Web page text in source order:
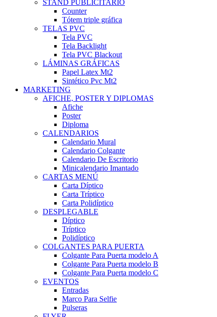
STAND PUBLICITARIO
Counter
Tótem triple gráfica
TELAS PVC
Tela PVC
Tela Backlight
Tela PVC Blackout
LÁMINAS GRÁFICAS
Papel Latex Mt2
Sintético Pvc Mt2
MARKETING
AFICHE, POSTER Y DIPLOMAS
Afiche
Poster
Diploma
CALENDARIOS
Calendario Mural
Calendario Colgante
Calendario De Escritorio
Minicalendario Imantado
CARTAS MENÚ
Carta Díptico
Carta Tríptico
Carta Polidíptico
DESPLEGABLE
Díptico
Tríptico
Polidíptico
COLGANTES PARA PUERTA
Colgante Para Puerta modelo A
Colgante Para Puerta modelo B
Colgante Para Puerta modelo C
EVENTOS
Entradas
Marco Para Selfie
Pulseras